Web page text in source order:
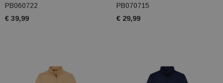
PB060722
€ 39,99
PB070715
€ 29,99